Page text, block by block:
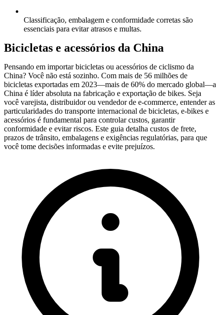
Classificação, embalagem e conformidade corretas são
essenciais para evitar atrasos e multas.
Bicicletas e acessórios da China
Pensando em importar bicicletas ou acessórios de ciclismo da
China? Você não está sozinho. Com mais de 56 milhões de
bicicletas exportadas em 2023—mais de 60% do mercado global—a
China é líder absoluta na fabricação e exportação de bikes. Seja
você varejista, distribuidor ou vendedor de e-commerce, entender as
particularidades do transporte internacional de bicicletas, e-bikes e
acessórios é fundamental para controlar custos, garantir
conformidade e evitar riscos. Este guia detalha custos de frete,
prazos de trânsito, embalagens e exigências regulatórias, para que
você tome decisões informadas e evite prejuízos.